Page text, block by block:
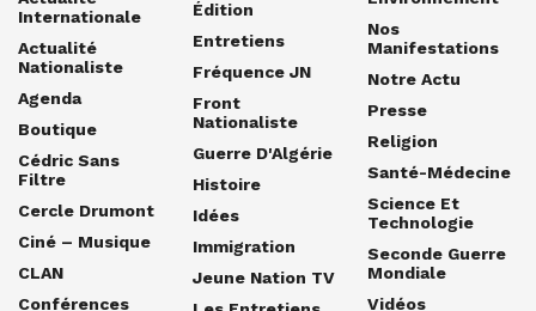
Internationale
Actualité
Nationaliste
Agenda
Boutique
Cédric Sans
Filtre
Cercle Drumont
Ciné – Musique
CLAN
Conférences
Édition
Entretiens
Fréquence JN
Front
Nationaliste
Guerre D'Algérie
Histoire
Idées
Immigration
Jeune Nation TV
Nos
Manifestations
Notre Actu
Presse
Religion
Santé-Médecine
Science Et
Technologie
Seconde Guerre
Mondiale
Vidéos